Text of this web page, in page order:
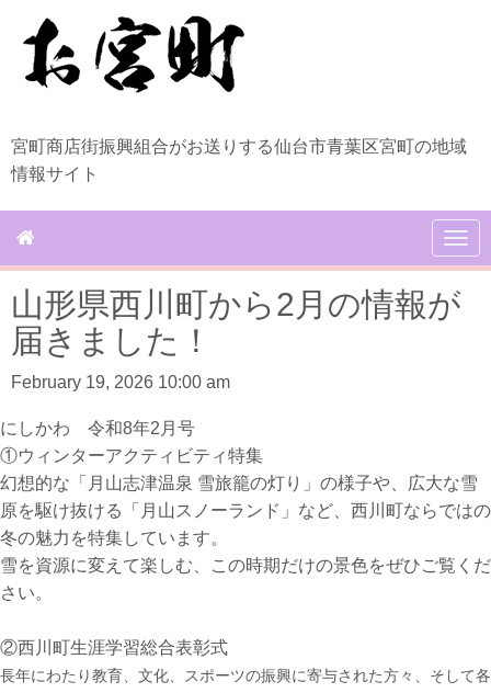
宮町商店街振興組合がお送りする仙台市青葉区宮町の地域
情報サイト
N
a
i
山形県西川町から2月の情報が
届きました！
February 19, 2026 10:00 am
にしかわ 令和8年2月号
①ウィンターアクティビティ特集
幻想的な「月山志津温泉 雪旅籠の灯り」の様子や、広大な雪
原を駆け抜ける「月山スノーランド」など、西川町ならではの
冬の魅力を特集しています。
雪を資源に変えて楽しむ、この時期だけの景色をぜひご覧くだ
さい。
②西川町生涯学習総合表彰式
長年にわたり教育、文化、スポーツの振興に寄与された方々、そして各